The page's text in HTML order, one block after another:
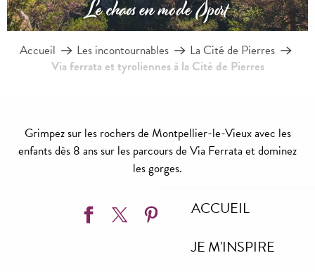
ACCUEIL
JE M'INSPIRE
Le chaos en mode Sport
Accueil Les incontournables
La Cité de Pierres
Via ferrata et tyroliennes à la Cité de Pierres
Grimpez sur les rochers de Montpellier-le-Vieux avec les
enfants dès 8 ans sur les parcours de Via Ferrata et dominez
les gorges.
Ajouter